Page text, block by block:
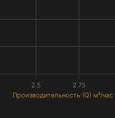
Производительность (Q) м³/час
2.5 2.75